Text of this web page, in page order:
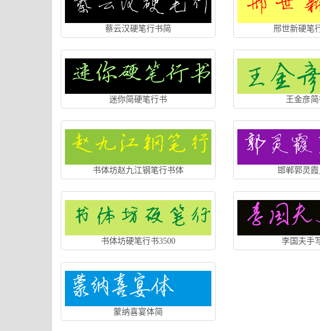
蔡云汉硬笔行书简 邢世新硬笔
迷你简硬笔行书 王金彦
书体坊赵九江钢笔行书体 邯郸郭灵
书体坊硬笔行书3500 李国夫手
蒙纳喜宴体简